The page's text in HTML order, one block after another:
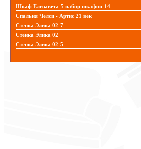
Шкаф Елизавета-5 набор шкафов-14
Спальня Челси - Артис 21 век
Стенка Элика 02-7
Стенка Элика 02
Стенка Элика 02-5